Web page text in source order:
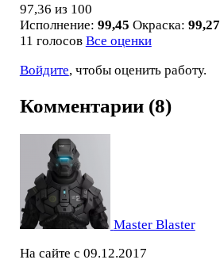
97,36 из 100
Исполнение: 99,45 Окраска: 99,27
11 голосов Все оценки
Войдите, чтобы оценить работу.
Комментарии (8)
Master Blaster
На сайте с 09.12.2017